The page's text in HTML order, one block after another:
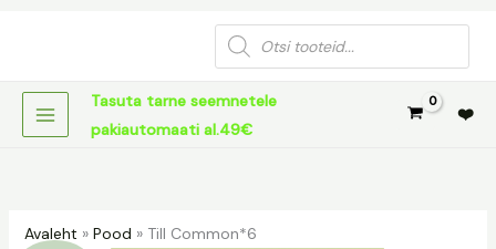
Products
search
Tasuta tarne seemnetele
pakiautomaati al.49€
❤️
Avaleht » Pood » Till Common*6